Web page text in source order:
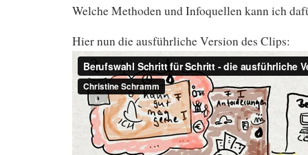
Welche Methoden und Infoquellen kann ich
Hier nun die ausführliche Version des Clips: